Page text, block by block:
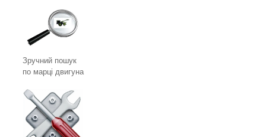
Зручний пошук
по марці двигуна